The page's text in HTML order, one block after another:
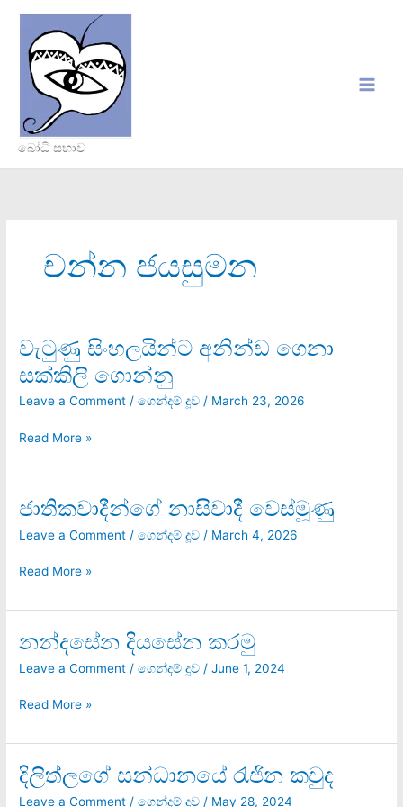
content
බෝධි සභාව
චන්න ජයසුමන
වැටුණු සිංහලයින්ට අනින්ඩ ගෙනා
සක්කිලි ගොන්නු
Leave a Comment /ගෙන්දම් දූව / March 23, 2026
වැටුණු
සිංහලයින්ට
අනින්ඩ
ගෙනා
ගොන්නු
Read More »
ජාතිකවාදීන්ගේ නාසිවාදී වෙස්මූණු
Leave a Comment /ගෙන්දම් දූව / March 4, 2026
ජාතිකවාදීන්ගේ
වෙස්මූණු
Read More »
නන්දසේන දියසේන කරමු
Leave a Comment /ගෙන්දම් දූව /June 1, 2024
නන්දසේන
කරමු
Read More »
දිලිත්ලගේ සන්ධානයේ රැජින කවුද
Leave a Comment /ගෙන්දම් දූව / May 28, 2024
දිලිත්ලගේ
සන්ධානයේ